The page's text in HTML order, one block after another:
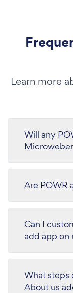
Learn more
Will any
Are POWR
Can I
add app on
What steps
About us